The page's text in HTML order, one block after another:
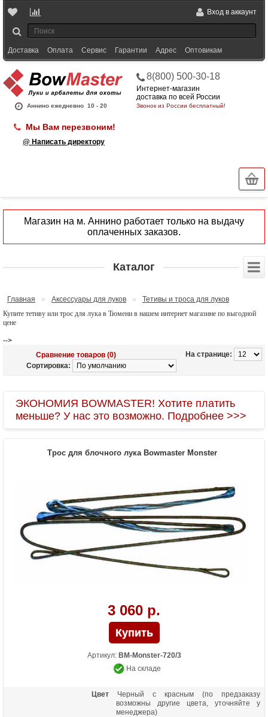
Вход в аккаунт
Доставка Оплата Сервис Гарантии Адрес Оптовикам
Аннино ежедневно 10 - 20
8(800) 500-30-18
Интернет-магазин
доставка по всей России
Звонок из России бесплатный!
Мы Вам перезвоним!
@ Написать директору
Магазин на м. Аннино работает только на выдачу
оплаченных заказов.
Каталог
Главная » Аксессуары для луков »
Тетивы и троса для луков
Купите тетиву или трос для лука в Тюмени в нашем интернет магазине по выгодной
цене
-->
На странице:
Сравнение товаров (0)
Сортировка:
ЭКОНОМИЯ BOWMASTER! Хотите платить
меньше? У нас это возможно. Подробнее >>>
Трос для блочного лука Bowmaster Monster
3 060 р.
Артикул: BM-Monster-720/3
На складе
Цвет
Черный с красным (по предзаказу
возможны другие цвета, уточняйте у
менеджера)